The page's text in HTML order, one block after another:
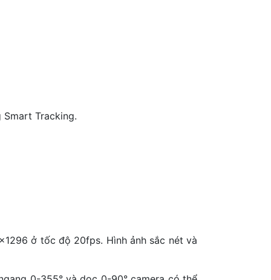
Tracking.
ở tốc độ 20fps. Hình ảnh sắc nét và